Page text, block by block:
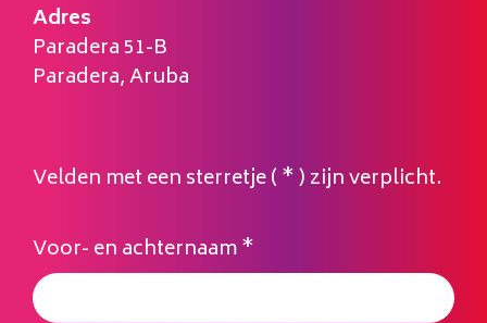
Adres
Paradera 51-B
Paradera, Aruba
Call me back by fax
Velden met een sterretje (*) zijn verplicht.
Voor- en achternaam*